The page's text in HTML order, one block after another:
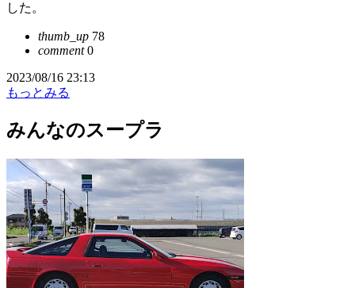
した。
thumb_up 78
comment0
2023/08/16 23:13
もっとみる
みんなのスープラ